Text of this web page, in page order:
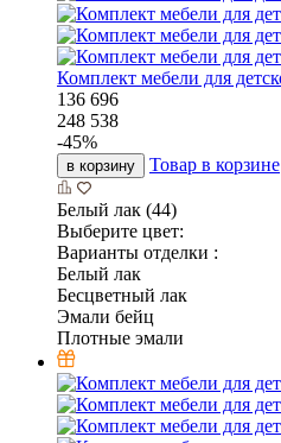
Комплект мебели для
136 696
248 538
-45%
в корзину Товар в корзине
Белый лак (44)
Выберите цвет:
Варианты отделки :
Белый лак
Бесцветный лак
Эмали бейц
Плотные эмали